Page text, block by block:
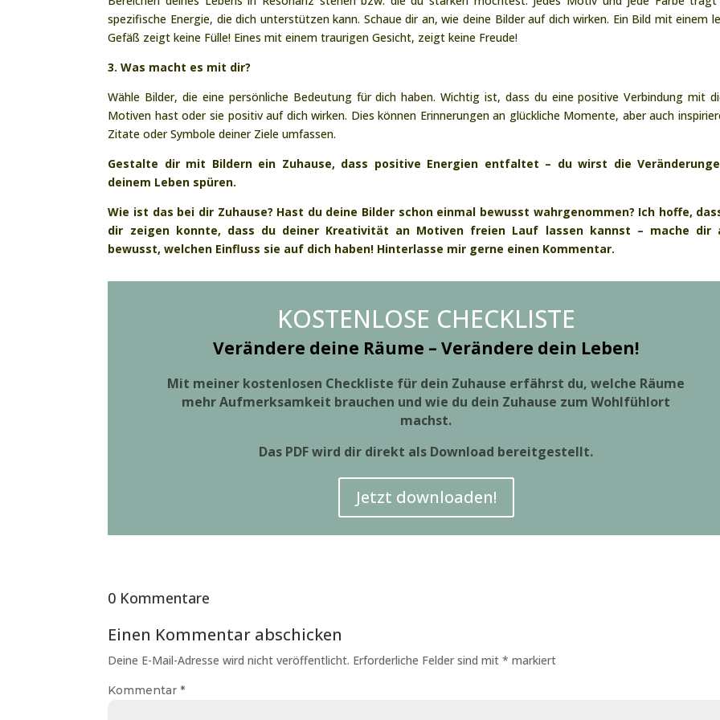
spezifische Energie, die dich unterstützen kann. Schaue dir an, wie deine Bilder auf dich wirken. Ein Bild mit einem
Gefäß zeigt keine Fülle! Eines mit einem traurigen Gesicht, zeigt keine Freude!
3. Was macht es mit dir?
Wähle Bilder, die eine persönliche Bedeutung für dich haben. Wichtig ist, dass du eine positive Verbindung mit
Motiven hast oder sie positiv auf dich wirken. Dies können Erinnerungen an glückliche Momente, aber auch
Zitate oder Symbole deiner Ziele umfassen.
Gestalte dir mit Bildern ein Zuhause, dass positive Energien entfaltet – du wirst die
deinem Leben spüren.
Wie ist das bei dir Zuhause? Hast du deine Bilder schon einmal bewusst wahrgenommen? Ich hoffe,
dir zeigen konnte, dass du deiner Kreativität an Motiven freien Lauf lassen kannst – mache dir
bewusst, welchen Einfluss sie auf dich haben! Hinterlasse mir gerne einen Kommentar.
KOSTENLOSE CHECKLISTE
Verändere deine Räume – Verändere dein Leben!
Mit meiner kostenlosen Checkliste für dein Zuhause erfährst du,welche Räume
mehr Aufmerksamkeit brauchen undwie du dein Zuhause zum Wohlfühlort
machst.
Das PDF wird dir direkt als Download bereitgestellt.
Jetzt downloaden!
0 Kommentare
Einen Kommentar abschicken
Deine E-Mail-Adresse wird nicht veröffentlicht. Erforderliche Felder sind mit* markiert
Kommentar*